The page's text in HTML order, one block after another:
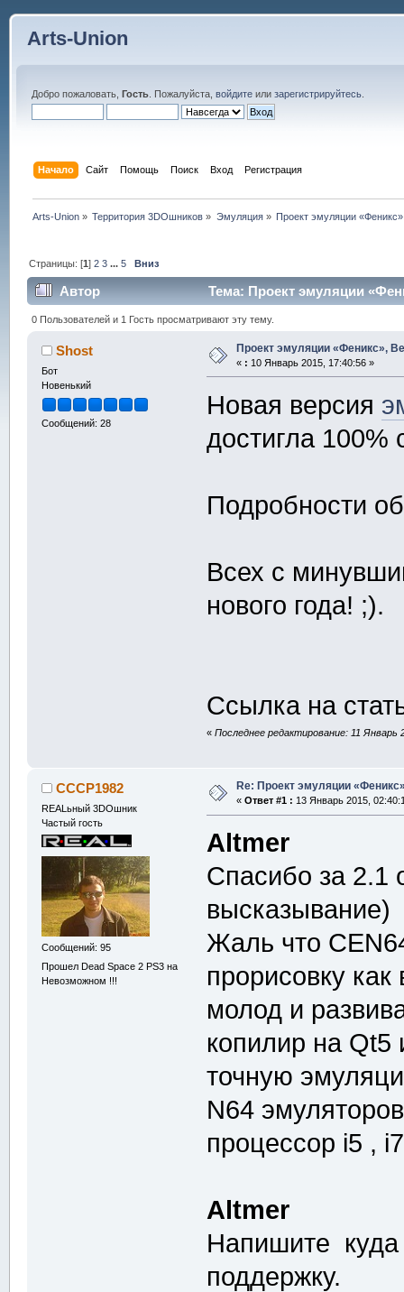
Arts-Union
Добро пожаловать, Гость. Пожалуйста, войдитеили зарегистрируйтесь.
Начало Сайт Помощь Поиск Вход Регистрация
Arts-Union » Территория 3DOшников » Эмуляция» Проект эмуляции
Страницы: [1]2 3 ...5 Вниз
Автор Тема: Проект эмуляции
0 Пользователей и 1 Гость просматривают эту тему.
Shost
Бот
Новенький
Сообщений: 28
Проект эмуляции «Феникс»,
« : 10 Январь 2015, 17:40:56 »
Новая версия
достигла 100%
Подробности
Всех с
нового года! ;).
Ссылка на
«Последнее редактирование: 11 Январь
CCCP1982
REALьный 3DOшник
Частый гость
Сообщений: 95
Прошел Dead Space 2 PS3 на
Невозможном !!!
Re: Проект эмуляции
« Ответ #1 : 13 Январь 2015,
Altmer
Спасибо за 2.1
высказывание)
Жаль что
прорисовку
молод и
копилир на
точную
N64
процессор i5 ,
Altmer
Напишите
поддержку.